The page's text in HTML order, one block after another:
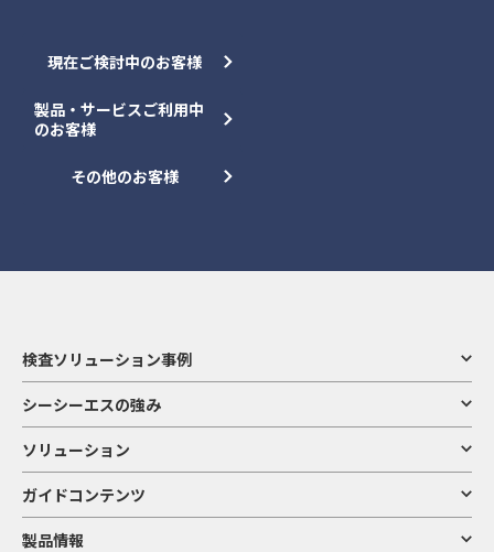
現在ご検討中のお客様
製品・サービスご利用中
のお客様
その他のお客様
検査ソリューション事例
シーシーエスの強み
ソリューション
ガイドコンテンツ
製品情報